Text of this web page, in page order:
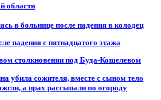
области
в больнице после падения в колодец
падения с пятнадцатого этажа
столкновении под Буда-Кошелевом
убила сожителя, вместе с сыном тело
а прах рассыпали по огороду